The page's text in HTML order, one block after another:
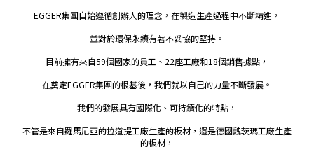
EGGER集團自始遵循創辦人的理念， 在製造生產過程中不斷精進，
並對於環保永續有著不妥協的堅持。
目前擁有來自59個國家的員工、22座工廠和18個銷售據點，
在奠定EGGER集團的根基後，我們就以自己的力量不斷發展。
我們的發展具有國際化、可持續化的特點，
不管是來自羅馬尼亞的拉道提工廠生產的板材， 還是德國魏茨瑪工廠生產
的板材，